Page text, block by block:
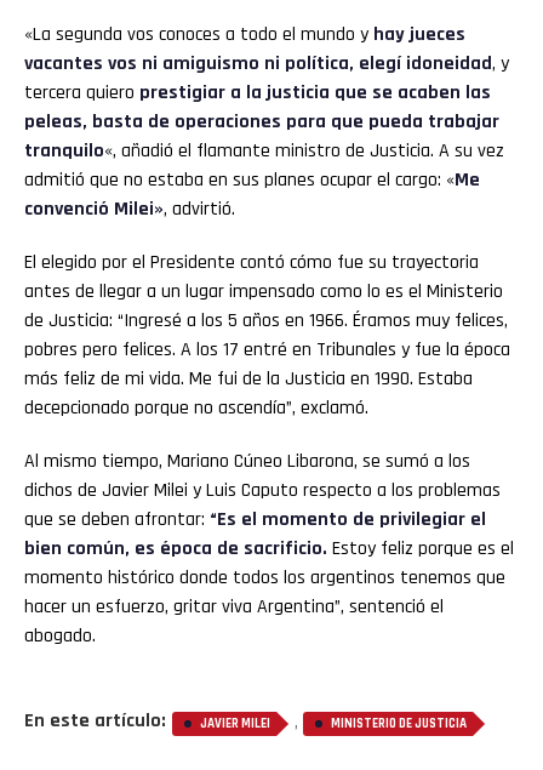
«La segunda vos conoces a todo el mundo y hay jueces
vacantes vos ni amiguismo ni política, elegí idoneidad, y
tercera quiero prestigiar a la justicia que se acaben las
peleas, basta de operaciones para que pueda trabajar
tranquilo«, añadió el flamante ministro de Justicia. A su vez
admitió que no estaba en sus planes ocupar el cargo: «Me
convenció Milei», advirtió.
El elegido por el Presidente contó cómo fue su trayectoria
antes de llegar a un lugar impensado como lo es el Ministerio
de Justicia: “Ingresé a los 5 años en 1966. Éramos muy felices,
pobres pero felices. A los 17 entré en Tribunales y fue la época
más feliz de mi vida. Me fui de la Justicia en 1990. Estaba
decepcionado porque no ascendía”, exclamó.
Al mismo tiempo, Mariano Cúneo Libarona, se sumó a los
dichos de Javier Milei y Luis Caputo respecto a los problemas
que se deben afrontar: “Es el momento de privilegiar el
bien común, es época de sacrificio. Estoy feliz porque es el
momento histórico donde todos los argentinos tenemos que
hacer un esfuerzo, gritar viva Argentina”, sentenció el
abogado.
En este artículo: JAVIER MILEI , MINISTERIO DE JUSTICIA
Pinterest
Whatsapp
Email